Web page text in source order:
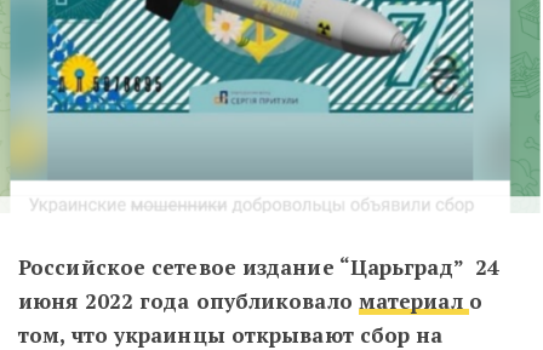
Российское сетевое издание “Царьград” 24
июня 2022 года опубликовало материал о
том, что украинцы открывают сбор на